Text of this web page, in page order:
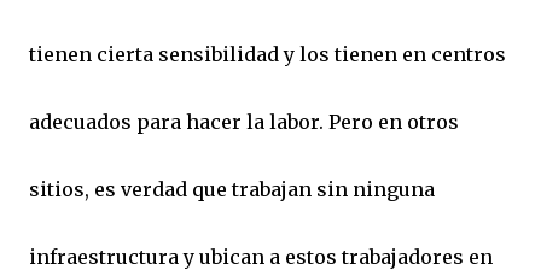
tienen cierta sensibilidad y los tienen en centros
adecuados para hacer la labor. Pero en otros
sitios, es verdad que trabajan sin ninguna
infraestructura y ubican a estos trabajadores en